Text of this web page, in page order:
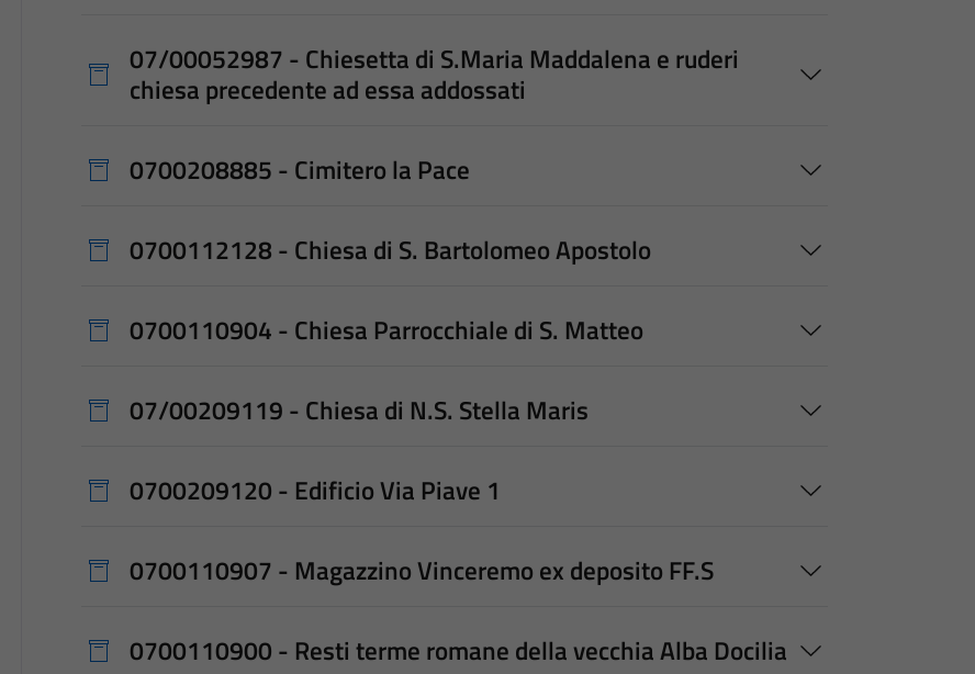
07/00052987 - Chiesetta di S.Maria Maddalena e ruderi
chiesa precedente ad essa addossati
0700208885 - Cimitero la Pace
0700112128 - Chiesa di S. Bartolomeo Apostolo
0700110904 - Chiesa Parrocchiale di S. Matteo
07/00209119 - Chiesa di N.S. Stella Maris
0700209120 - Edificio Via Piave 1
0700110907 - Magazzino Vinceremo ex deposito FF.S
0700110900 - Resti terme romane della vecchia Alba Docilia